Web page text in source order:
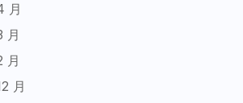
月
月
月
月